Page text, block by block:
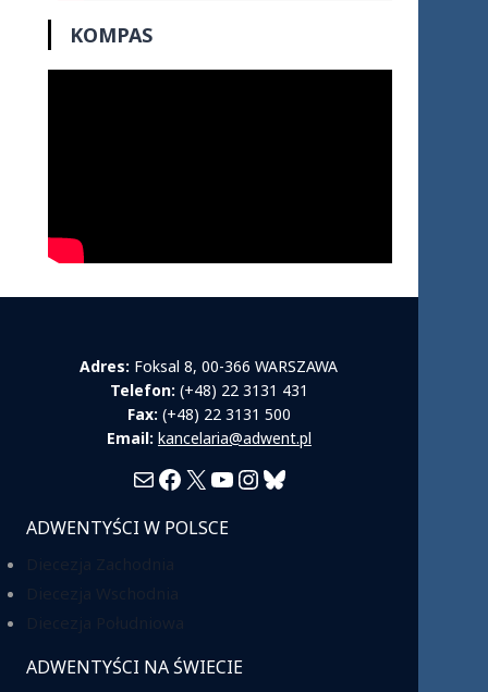
KOMPAS
Adres: Foksal 8, 00-366 WARSZAWA
Telefon: (+48) 22 3131 431
Fax: (+48) 22 3131 500
Email: kancelaria@adwent.pl
MailFacebook
X YouTube
Instagram
Bluesky
ADWENTYŚCI W POLSCE
ADWENTYŚCI NA ŚWIECIE